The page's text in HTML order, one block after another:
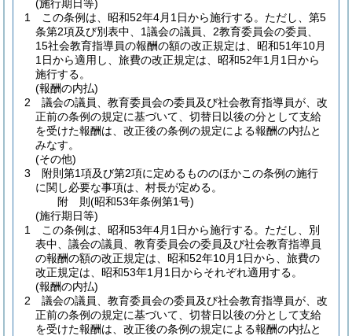
(施行期日等)
1
この条例は、昭和52年4月1日から施行する。 ただし、第5
条第2項及び別表中、1議会の議員、2教育委員会の委員、
15社会教育指導員の報酬の額の改正規定は、昭和51年10月
1日から適用し、旅費の改正規定は、昭和52年1月1日から
施行する。
(報酬の内払)
2
議会の議員、教育委員会の委員及び社会教育指導員が、改
正前の条例の規定に基づいて、切替日以後の分として支給
を受けた報酬は、改正後の条例の規定による報酬の内払と
みなす。
(その他)
3
附則第1項及び第2項に定めるもののほかこの条例の施行
に関し必要な事項は、村長が定める。
附 則(昭和53年条例第1号)
(施行期日等)
1
この条例は、昭和53年4月1日から施行する。 ただし、別
表中、議会の議員、教育委員会の委員及び社会教育指導員
の報酬の額の改正規定は、昭和52年10月1日から、旅費の
改正規定は、昭和53年1月1日からそれぞれ適用する。
(報酬の内払)
2
議会の議員、教育委員会の委員及び社会教育指導員が、改
正前の条例の規定に基づいて、切替日以後の分として支給
を受けた報酬は、改正後の条例の規定による報酬の内払と